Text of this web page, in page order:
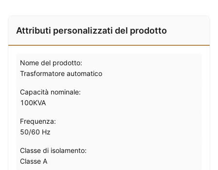
Attributi personalizzati del prodotto
Nome del prodotto:
Trasformatore automatico
Capacità nominale:
100KVA
Frequenza:
50/60 Hz
Classe di isolamento:
Classe A